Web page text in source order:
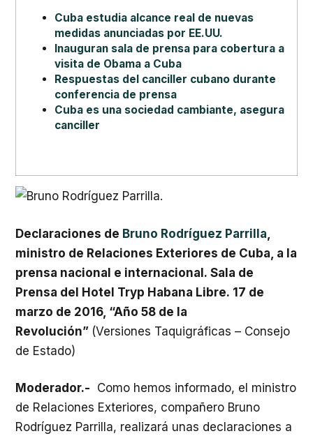
Cuba estudia alcance real de nuevas
medidas anunciadas por EE.UU.
Inauguran sala de prensa para cobertura a
visita de Obama a Cuba
Respuestas del canciller cubano durante
conferencia de prensa
Cuba es una sociedad cambiante, asegura
canciller
Declaraciones de Bruno Rodríguez Parrilla
ministro de Relaciones Exteriores de Cuba, a la
prensa nacional e internacional. Sala de
Prensa del Hotel Tryp Habana Libre. 17 de
marzo de 2016, “Año 58 de la
Revolución” (Versiones Taquigráficas – Consejo
de Estado)
Moderador.- Como hemos informado, el ministro
de Relaciones Exteriores, compañero Bruno
Rodríguez Parrilla, realizará unas declaraciones a